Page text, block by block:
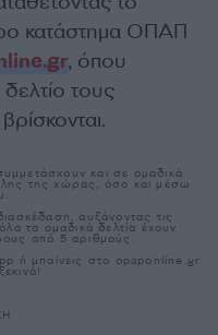
κατάστημα ΟΠΑΠ
, όπου
τους
και σε ομαδικά
της χώρας, όσο και μέσω
αυξάνοντας τις
τα ομαδικά δελτία έχουν
από 5 αριθμούς.
ή μπαίνεις στο opaponline.gr